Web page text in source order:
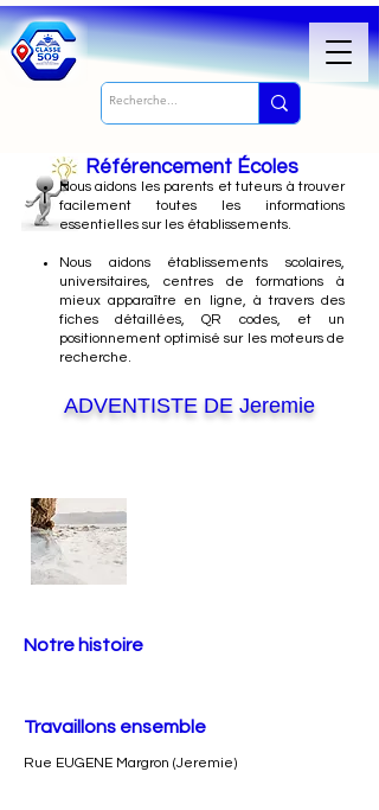
Référencement Écoles
Nousaidons les parents et tuteurs à trouver
facilement toutes les informations
essentielles sur les établissements.
Nous aidons établissements scolaires,
universitaires, centres de formations à
mieux apparaître en ligne, à travers des
fiches détaillées, QR codes, et un
positionnement optimisé sur les moteurs de
recherche.
ADVENTISTE DE Jeremie
Notre histoire
Travaillons ensemble
Rue EUGENE Margron (Jeremie)